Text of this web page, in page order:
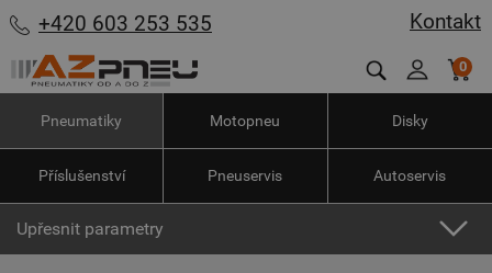
Kontakt
+420 603 253 535
0
Pneumatiky Motopneu Disky
Příslušenství Pneuservis Autoservis
Upřesnit parametry